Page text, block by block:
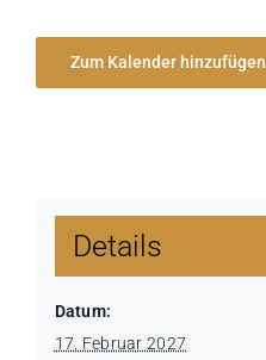
Zum Kalender hinzufügen
Details
Datum:
17. Februar 2027